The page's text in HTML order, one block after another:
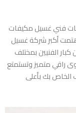
فني غسيل مكيفات
أكبر شركة غسيل
الفنيين بمختلف
راقي متميز وتستمتع
الخاص بك بأعلى